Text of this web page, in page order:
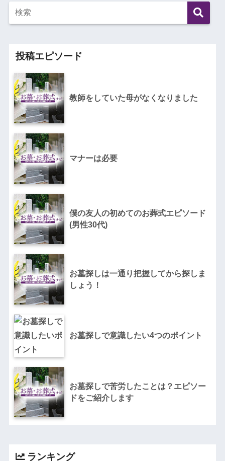
投稿エピソード
教師をしていた母がなくなりました
マナーは必要
僕の友人の初めてのお葬式エピソード
(男性30代)
お墓探しは一通り把握してから探しま
しょう！
お墓探しで意識したい4つのポイント
お墓探しで苦労したことは？エピソー
ドをご紹介します
ランキング